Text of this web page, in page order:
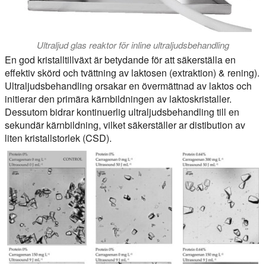
Ultraljud glas reaktor för inline ultraljudsbehandling
En god kristalltillväxt är betydande för att säkerställa en
effektiv skörd och tvättning av laktosen (extraktion) & rening).
Ultraljudsbehandling orsakar en övermättnad av laktos och
initierar den primära kärnbildningen av laktoskristaller.
Dessutom bidrar kontinuerlig ultraljudsbehandling till en
sekundär kärnbildning, vilket säkerställer ar distibution av
liten kristallstorlek (CSD).